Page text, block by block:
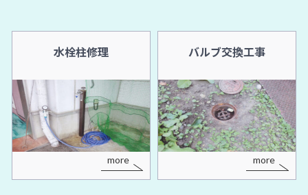
水栓柱修理
more
バルブ交換工事
more